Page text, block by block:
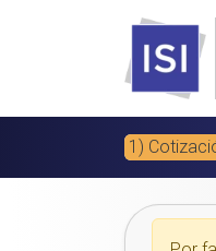
1)